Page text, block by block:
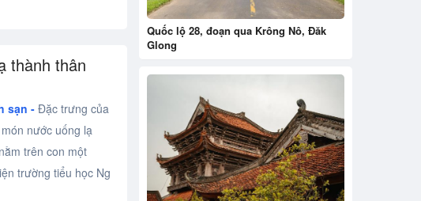
thành thân
sạn -Đặc trưng của
nước uống lạ
trên con một
trường tiểu học Ng
Quốc lộ 28, đoạn qua Krông Nô, Đăk
Glong